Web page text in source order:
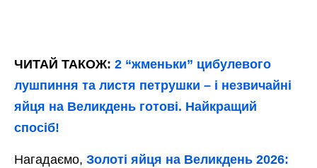
ЧИТАЙ ТАКОЖ: 2 “жменьки” цибулевого
лушпиння та листя петрушки – і незвичайні
яйця на Великдень готові. Найкращий
спосіб!
Нагадаємо, Золоті яйця на Великдень 2026: